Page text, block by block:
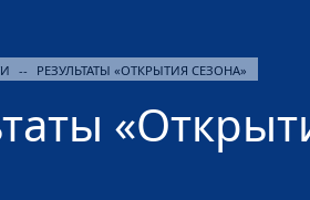
-- РЕЗУЛЬТАТЫ «ОТКРЫТИЯ СЕЗОНА»